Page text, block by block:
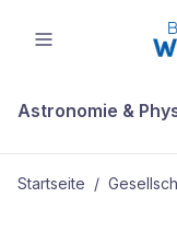
Astronomie &
Startseite /